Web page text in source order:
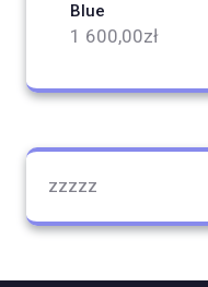
Blue
1 600,00zł
zzzzz